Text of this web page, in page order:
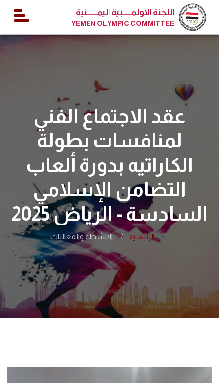
اللجنة الأولمــــــبية اليمـــــــنية
YEMEN OLYMPIC COMMITTEE
عقد الاجتماع الفني
لمنافسات بطولة
الكاراتيه بدورة ألعاب
التضامن الإسلامي
السادسة - الرياض 2025
الرئيسية الانشطة والفعاليات